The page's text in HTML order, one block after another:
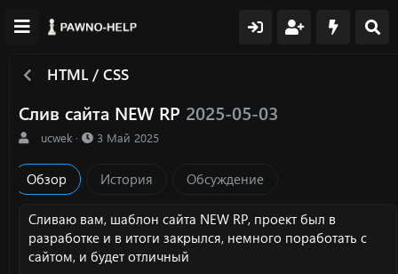
HTML / CSS
Слив сайта NEW RP 2025-05-03
т
о
⠀ucwek
Д
а
о
з
д
а
3 Май 2025
Обзор История Обсуждение
Сливаю вам, шаблон сайта NEW RP, проект был в
разработке и в итоги закрылся, немного поработать с
сайтом, и будет отличный